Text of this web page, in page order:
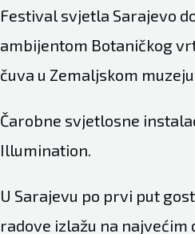
​Festival svjetla Sarajevo
ambijentom Botaničkog
čuva u Zemaljskom
Čarobne svjetlosne
Illumination.
U Sarajevu po prvi put
radove izlažu na najvećim